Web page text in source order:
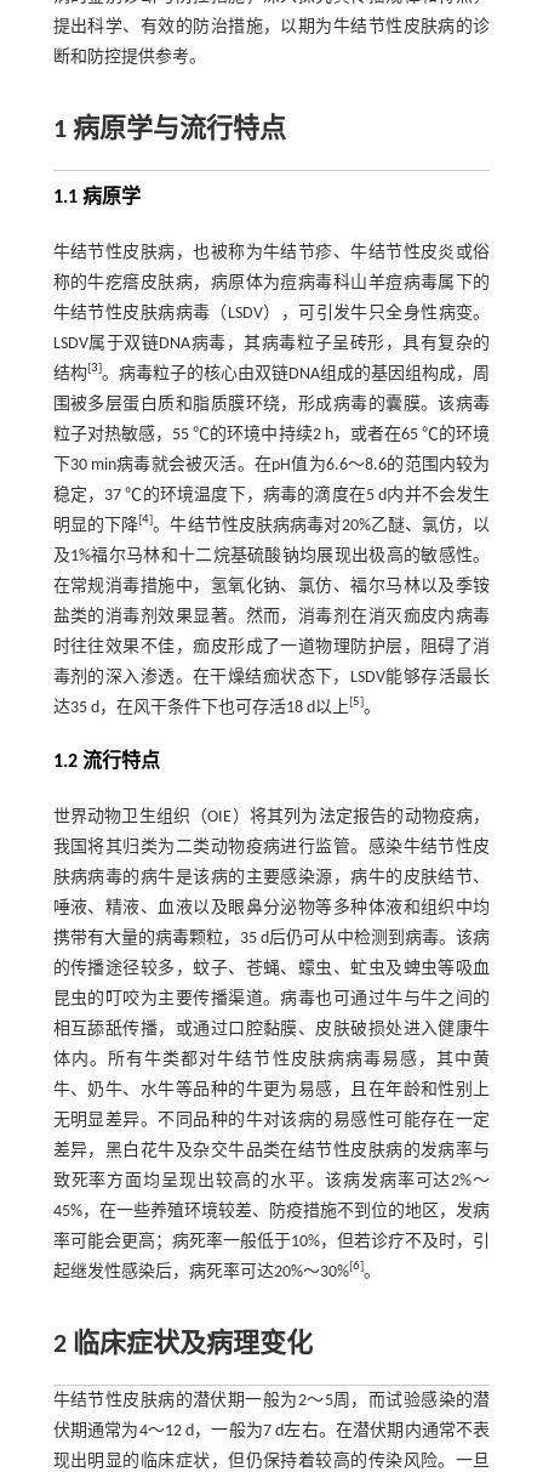
提出科学、有效的防治措施，以期为牛结节性皮肤病的诊
断和防控提供参考。
1 病原学与流行特点
1.1 病原学
牛结节性皮肤病，也被称为牛结节疹、牛结节性皮炎或俗
称的牛疙瘩皮肤病，病原体为痘病毒科山羊痘病毒属下的
牛结节性皮肤病病毒（LSDV），可引发牛只全身性病变。
LSDV属于双链DNA病毒，其病毒粒子呈砖形，具有复杂的
结构[ 3 。病毒粒子的核心由双链DNA组成的基因组构成，周
围被多层蛋白质和脂质膜环绕，形成病毒的囊膜。该病毒
粒子对热敏感，55 ℃的环境中持续2 h，或者在65 ℃的环境
下30 min病毒就会被灭活。在pH值为6.6～8.6的范围内较为
稳定，37 ℃的环境温度下，病毒的滴度在5 d内并不会发生
明显的下降 [4 。牛结节性皮肤病病毒对20%乙醚、氯仿，以
及1%福尔马林和十二烷基硫酸钠均展现出极高的敏感性。
在常规消毒措施中，氢氧化钠、氯仿、福尔马林以及季铵
盐类的消毒剂效果显著。然而，消毒剂在消灭痂皮内病毒
时往往效果不佳，痂皮形成了一道物理防护层，阻碍了消
毒剂的深入渗透。在干燥结痂状态下，LSDV能够存活最长
达35 d，在风干条件下也可存活18 d以上 5 。
1.2 流行特点
世界动物卫生组织（OIE）将其列为法定报告的动物疫病，
我国将其归类为二类动物疫病进行监管。感染牛结节性皮
肤病病毒的病牛是该病的主要感染源，病牛的皮肤结节、
唾液、精液、血液以及眼鼻分泌物等多种体液和组织中均
携带有大量的病毒颗粒，35 d后仍可从中检测到病毒。该病
的传播途径较多，蚊子、苍蝇、蠓虫、虻虫及蜱虫等吸血
昆虫的叮咬为主要传播渠道。病毒也可通过牛与牛之间的
相互舔舐传播，或通过口腔黏膜、皮肤破损处进入健康牛
体内。所有牛类都对牛结节性皮肤病病毒易感，其中黄
牛、奶牛、水牛等品种的牛更为易感，且在年龄和性别上
无明显差异。不同品种的牛对该病的易感性可能存在一定
差异，黑白花牛及杂交牛品类在结节性皮肤病的发病率与
致死率方面均呈现出较高的水平。该病发病率可达2%～
45%，在一些养殖环境较差、防疫措施不到位的地区，发病
率可能会更高；病死率一般低于10%，但若诊疗不及时，引
起继发性感染后，病死率可达20%～30% 6] 。
2 临床症状及病理变化
牛结节性皮肤病的潜伏期一般为2～5周，而试验感染的潜
伏期通常为4～12 d，一般为7 d左右。在潜伏期内通常不表
现出明显的临床症状，但仍保持着较高的传染风险。一旦